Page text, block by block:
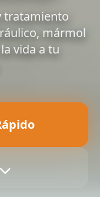
tratamiento
mármol
vida a tu